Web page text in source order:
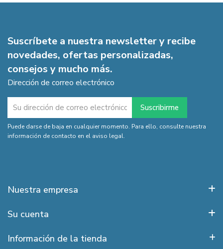
Suscríbete a nuestra newsletter y recibe
novedades, ofertas personalizadas,
consejos y mucho más.
Dirección de correo electrónico
Puede darse de baja en cualquier momento. Para ello, consulte nuestra
información de contacto en el aviso legal.
Nuestra empresa
Su cuenta
Información de la tienda